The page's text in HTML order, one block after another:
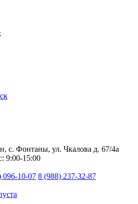
с. Фонтаны, ул. Чкалова д. 67/4а
9:00-15:00
096-10-07 8 (988) 237-32-87